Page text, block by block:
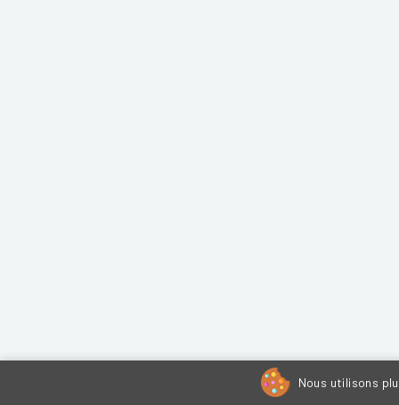
Nous utilisons